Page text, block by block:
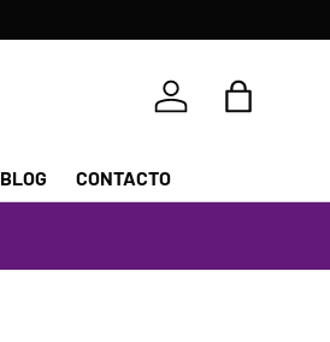
Iniciar sesión
Bolsa
BLOG CONTACTO